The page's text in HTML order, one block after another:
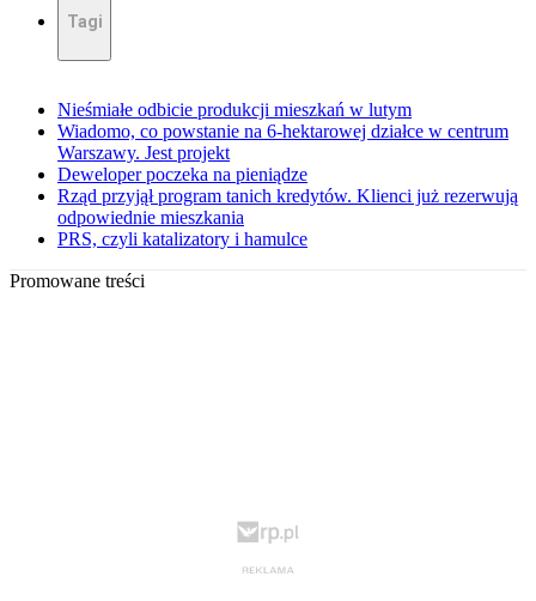
Tagi
Nieśmiałe odbicie produkcji mieszkań w lutym
Wiadomo, co powstanie na 6-hektarowej działce w centrum
Warszawy. Jest projekt
Deweloper poczeka na pieniądze
Rząd przyjął program tanich kredytów. Klienci już rezerwują
odpowiednie mieszkania
PRS, czyli katalizatory i hamulce
Promowane treści